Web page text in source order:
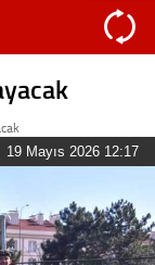
19 Mayıs 2026 12:17